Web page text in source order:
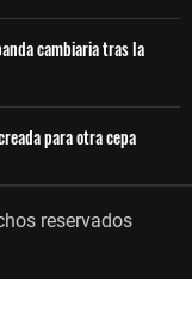
cambiaria tras la
para otra cepa
reservados